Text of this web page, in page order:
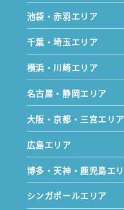
池袋・赤羽エリア
千葉・埼玉エリア
横浜・川崎エリア
名古屋・静岡エリア
大阪・京都・三宮エリア
広島エリア
博多・天神・鹿児島エ
シンガポールエリア